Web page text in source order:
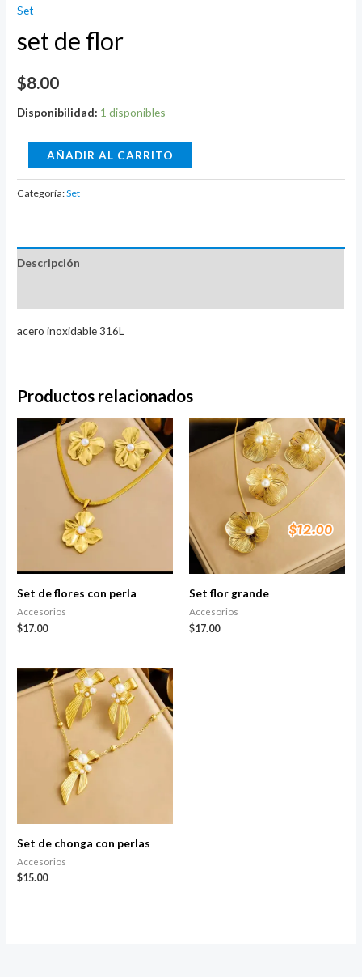
Set
set de flor
$8.00
Disponibilidad: 1 disponibles
de
flor
AÑADIR AL CARRITO
Categoría:Set
Descripción
acero inoxidable 316L
Productos relacionados
Set de flores con perla
Accesorios
$17.00
Set flor grande
Accesorios
$17.00
Set de chonga con perlas
Accesorios
$15.00